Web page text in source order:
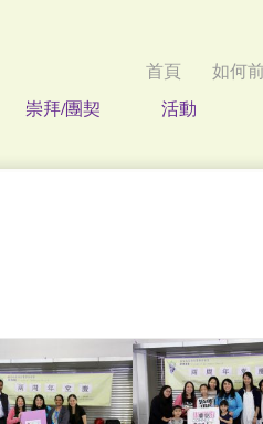
首頁 如何
崇拜/團契 活動